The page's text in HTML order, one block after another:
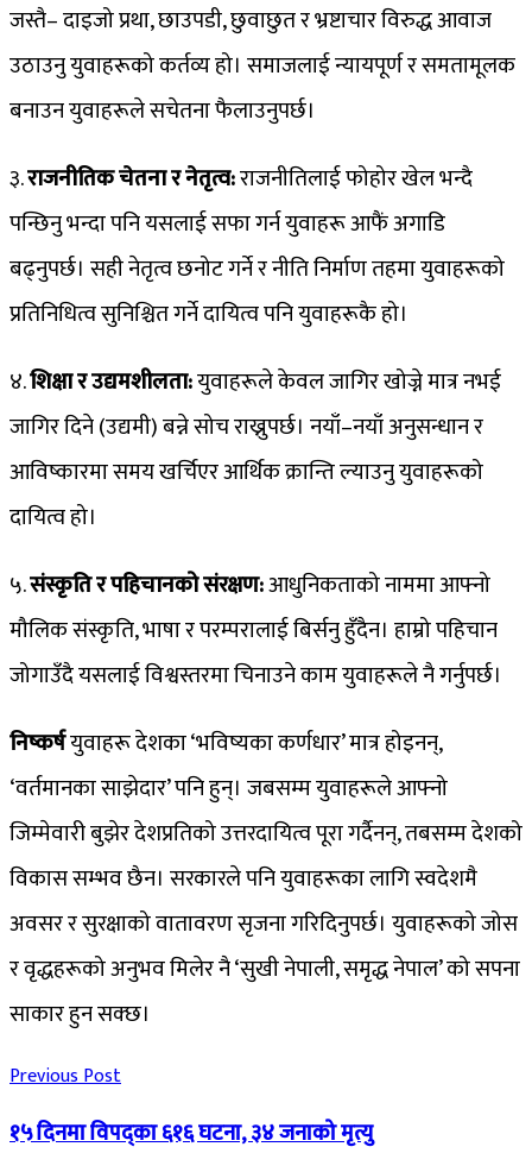
जस्तै– दाइजो प्रथा, छाउपडी, छुवाछुत र भ्रष्टाचार विरुद्ध आवाज
उठाउनु युवाहरूको कर्तव्य हो। समाजलाई न्यायपूर्ण र समतामूलक
बनाउन युवाहरूले सचेतना फैलाउनुपर्छ।
३.राजनीतिक चेतना र नेतृत्व:राजनीतिलाई फोहोर खेल भन्दै
पन्छिनु भन्दा पनि यसलाई सफा गर्न युवाहरू आफैं अगाडि
बढ्नुपर्छ। सही नेतृत्व छनोट गर्ने र नीति निर्माण तहमा युवाहरूको
प्रतिनिधित्व सुनिश्चित गर्ने दायित्व पनि युवाहरूकै हो।
४.शिक्षा र उद्यमशीलता:युवाहरूले केवल जागिर खोज्ने मात्र नभई
जागिर दिने (उद्यमी) बन्ने सोच राख्नुपर्छ। नयाँ–नयाँ अनुसन्धान र
आविष्कारमा समय खर्चिएर आर्थिक क्रान्ति ल्याउनु युवाहरूको
दायित्व हो।
५.संस्कृति र पहिचानको संरक्षण:आधुनिकताको नाममा आफ्नो
मौलिक संस्कृति, भाषा र परम्परालाई बिर्सनु हुँदैन। हाम्रो पहिचान
जोगाउँदै यसलाई विश्वस्तरमा चिनाउने काम युवाहरूले नै गर्नुपर्छ।
निष्कर्षयुवाहरू देशका ‘भविष्यका कर्णधार’ मात्र होइनन्,
‘वर्तमानका साझेदार’ पनि हुन्। जबसम्म युवाहरूले आफ्नो
जिम्मेवारी बुझेर देशप्रतिको उत्तरदायित्व पूरा गर्दैनन्, तबसम्म देशको
विकास सम्भव छैन। सरकारले पनि युवाहरूका लागि स्वदेशमै
अवसर र सुरक्षाको वातावरण सृजना गरिदिनुपर्छ। युवाहरूको जोस
र वृद्धहरूको अनुभव मिलेर नै ‘सुखी नेपाली, समृद्ध नेपाल’ को सपना
साकार हुन सक्छ।
Previous Post
१५ दिनमा विपद्का ६१६ घटना, ३४ जनाको मृत्यु